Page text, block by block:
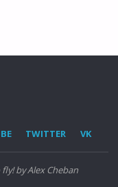
TWITTER VK
by Alex Cheban